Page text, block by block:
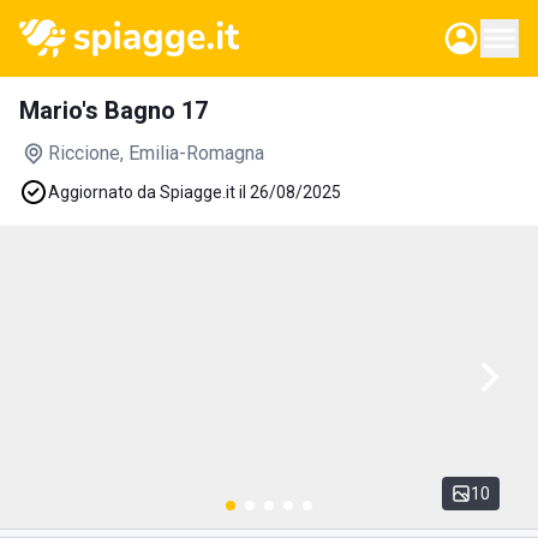
Mario's Bagno 17
Riccione, Emilia-Romagna
Aggiornato da Spiagge.it il 26/08/2025
10